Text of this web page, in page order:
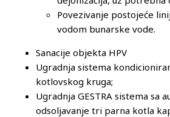
Povezivanje postojeće
vodom bunarske vode.
Sanacije objekta HPV
Ugradnja sistema
kotlovskog kruga;
Ugradnja GESTRA sistema sa
odsoljavanje tri parna kotla